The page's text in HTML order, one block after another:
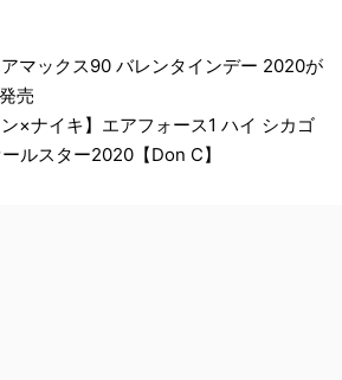
アマックス90 バレンタインデー 2020が
売
ン×ナイキ】エアフォース1 ハイ シカゴ
ルスター2020【Don C】